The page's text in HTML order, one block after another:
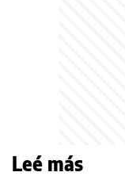
Leé más